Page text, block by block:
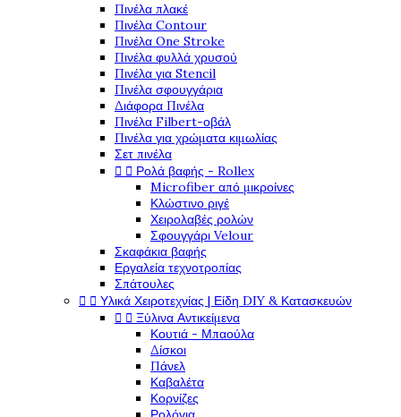
Πινέλα πλακέ
Πινέλα Contour
Πινέλα One Stroke
Πινέλα φυλλά χρυσού
Πινέλα για Stencil
Πινέλα σφουγγάρια
Διάφορα Πινέλα
Πινέλα Filbert-οβάλ
Πινέλα για χρώματα κιμωλίας
Σετ πινέλα
  Ρολά βαφής - Rollex
Microfiber από μικροίνες
Κλώστινο ριγέ
Χειρολαβές ρολών
Σφουγγάρι Velour
Σκαφάκια βαφής
Εργαλεία τεχνοτροπίας
Σπάτουλες
  Υλικά Χειροτεχνίας | Είδη DIY & Κατασκευών
  Ξύλινα Αντικείμενα
Κουτιά - Μπαούλα
Δίσκοι
Πάνελ
Καβαλέτα
Κορνίζες